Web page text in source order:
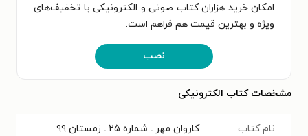
امکان خرید هزاران کتاب صوتی و الکترونیکی با تخفیف‌های
ویژه و بهترین قیمت هم فراهم است.
نصب
مشخصات کتاب الکترونیکی
نام کتاب کاروان مهر ـ شماره ۲۵ ـ زمستان ۹۹